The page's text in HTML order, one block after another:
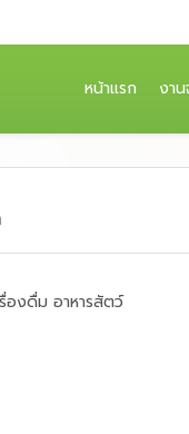
หน้าแรก งา
องดื่ม อาหารสัตว์